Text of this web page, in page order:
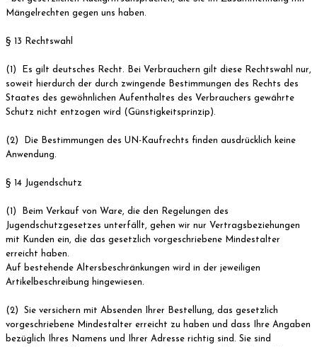
Mängelrechten gegen uns haben.
§ 13 Rechtswahl
(1) Es gilt deutsches Recht. Bei Verbrauchern gilt diese Rechtswahl nur,
soweit hierdurch der durch zwingende Bestimmungen des Rechts des
Staates des gewöhnlichen Aufenthaltes des Verbrauchers gewährte
Schutz nicht entzogen wird (Günstigkeitsprinzip).
(2) Die Bestimmungen des UN-Kaufrechts finden ausdrücklich keine
Anwendung.
§ 14 Jugendschutz
(1) Beim Verkauf von Ware, die den Regelungen des
Jugendschutzgesetzes unterfällt, gehen wir nur Vertragsbeziehungen
mit Kunden ein, die das gesetzlich vorgeschriebene Mindestalter
erreicht haben.
Auf bestehende Altersbeschränkungen wird in der jeweiligen
Artikelbeschreibung hingewiesen.
(2) Sie versichern mit Absenden Ihrer Bestellung, das gesetzlich
vorgeschriebene Mindestalter erreicht zu haben und dass Ihre Angaben
bezüglich Ihres Namens und Ihrer Adresse richtig sind. Sie sind